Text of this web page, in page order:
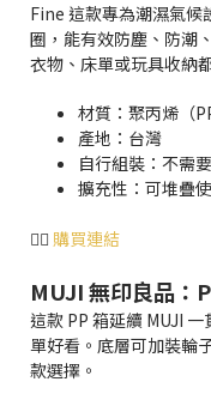
Fine 這款專為潮濕氣候
圈，能有效防塵、防潮
衣物、床單或玩具收納
材質：聚丙烯（PP
產地：台灣
自行組裝：不需
擴充性：可堆疊
👉🏻 購買連結
MUJI 無印良品：
這款 PP 箱延續 MUJI
單好看。底層可加裝輪
款選擇。